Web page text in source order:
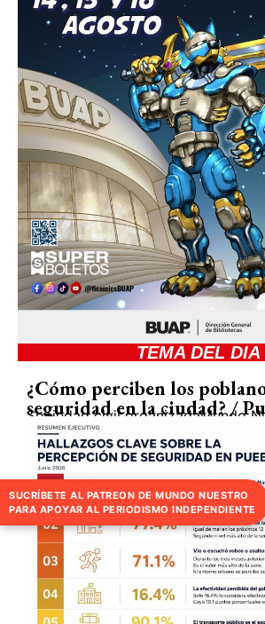
TEMA DEL DIA
¿Cómo perciben los
seguridad en la ciudad? /
Sociedad civil organizadaMundo
SUCRÍBETE AL PATREON DE MUNDO NUESTRO
PARA APOYAR AL PERIODISMO INDEPENDIENTE